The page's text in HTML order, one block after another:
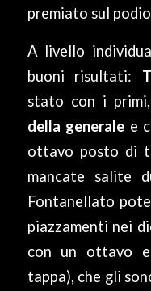
premiato sul
A livello
buoni risultati:
stato con i
della generale e
ottavo posto di
mancate salite
Fontanellato
piazzamenti nei
con un ottavo
tappa), che gli